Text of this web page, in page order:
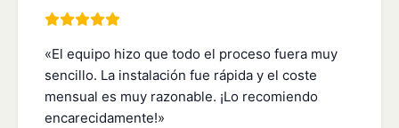
«El equipo hizo que todo el proceso fuera muy
sencillo. La instalación fue rápida y el coste
mensual es muy razonable. ¡Lo recomiendo
encarecidamente!»